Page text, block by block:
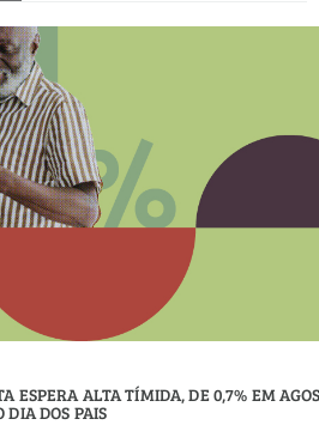
ESPERA ALTA TÍMIDA, DE 0,7% EM
DIA DOS PAIS